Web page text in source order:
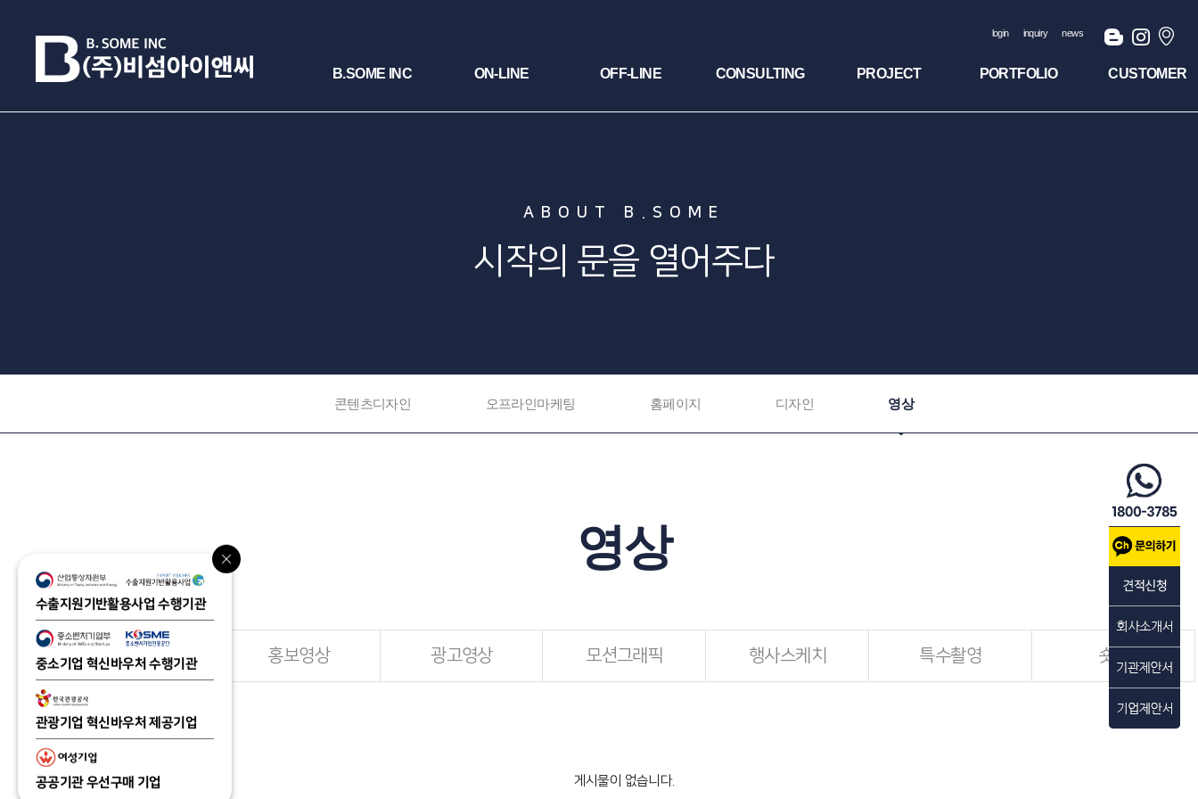
login inquiry news
B.SOME INC ON-LINE OFF-LINE CONSULTING PROJECT PORTFOLIO CUSTOMER
ABOUT B.SOME
시작의 문을 열어주다
콘텐츠디자인 오프라인마케팅 홈페이지 디자인 영상
영상
전체 홍보영상 광고영상 모션그래픽 행사스케치 특수촬영 숏폼
게시물이 없습니다.
수출지원기반활용사업 수행기관
중소기업 혁신바우처 수행기관
관광기업 혁신바우처 제공기업
공공기관 우선구매 기업